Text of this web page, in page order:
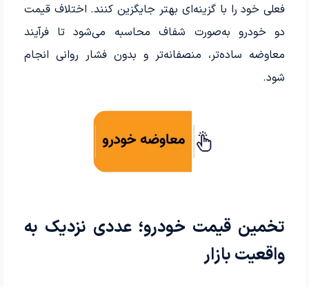
فعلی خود را با گزینه‌ای بهتر جایگزین کنند. اختلاف قیمت
دو خودرو به‌صورت شفاف محاسبه می‌شود تا فرآیند
معاوضه ساده‌تر، منصفانه‌تر و بدون فشار روانی انجام
شود.
تخمین قیمت خودرو؛ عددی نزدیک به
واقعیت بازار